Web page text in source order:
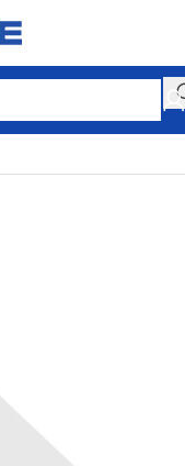
Кабельні канали